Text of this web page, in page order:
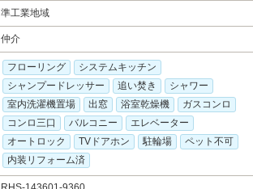
準工業地域
仲介
フローリング
システムキッチン
シャンプードレッサー
追い焚き
シャワー
室内洗濯機置場
出窓 浴室乾燥機
ガスコンロ
コンロ三口
バルコニー
エレベーター
オートロック
TVドアホン 駐輪場
ペット不可
内装リフォーム済